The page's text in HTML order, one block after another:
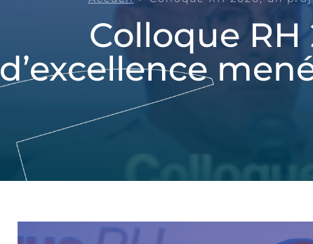
Colloque
d’excellence